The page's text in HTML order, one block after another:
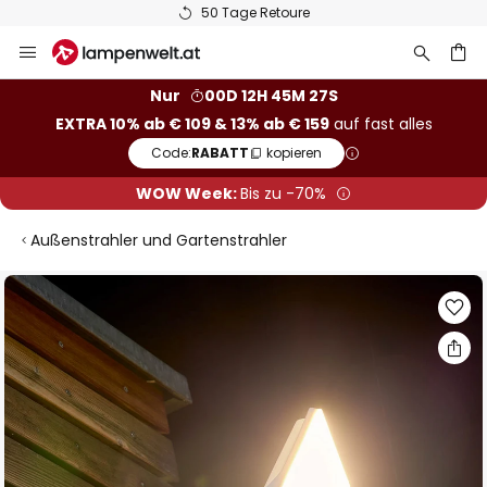
50 Tage Retoure
Inhalt
Nur
00D 12H 45M 27S
EXTRA 10% ab € 109 & 13% ab € 159auf fast alles
Code:RABATT kopieren
WOW Week:Bis zu -70%
Außenstrahler und Gartenstrahler
Zum
Ende
der
Bildgalerie
springen